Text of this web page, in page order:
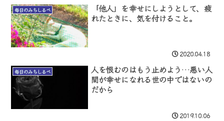
毎日のみちしるべ
「他人」を幸せにしようとして、疲
れたときに、気を付けること。
2020.04.18
毎日のみちしるべ
人を恨むのはもう止めよう…悪い人
間が幸せになれる世の中ではないの
だから
2019.10.06